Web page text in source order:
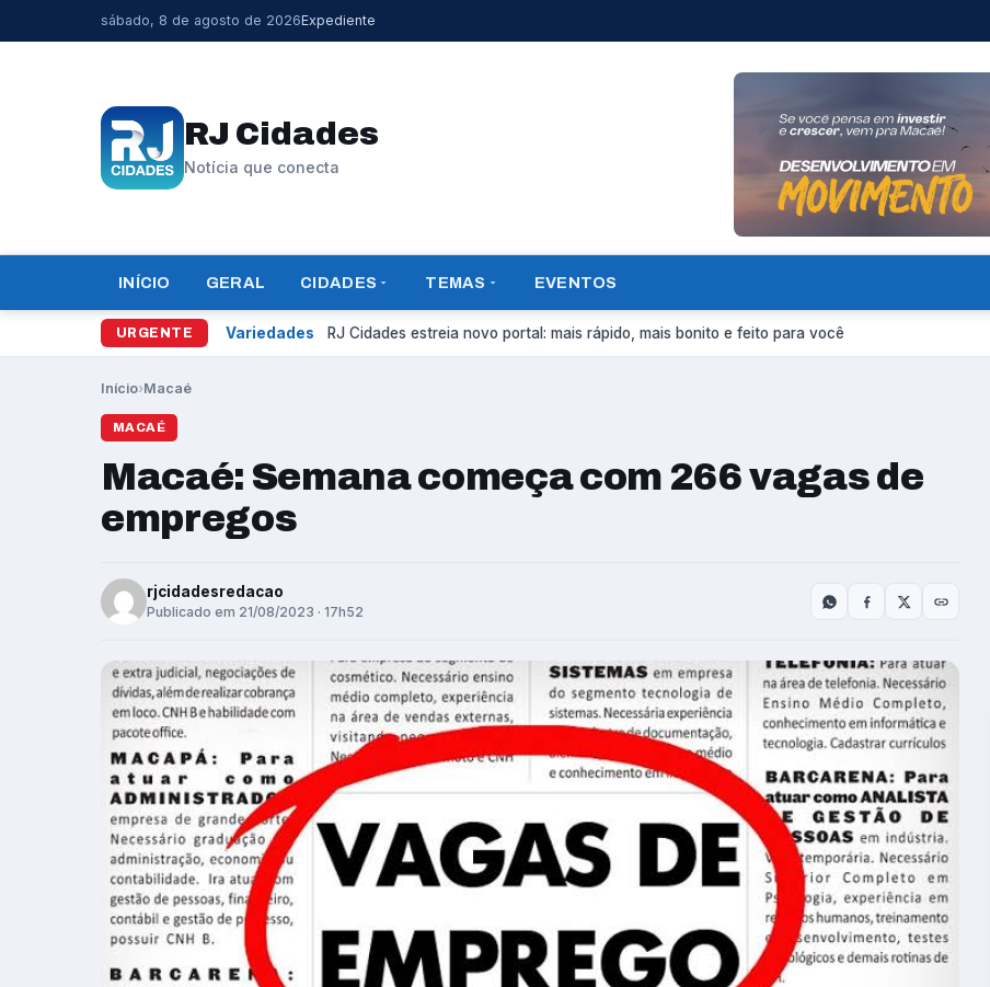
sábado, 8 de agosto de 2026Expediente
RJ Cidades
Notícia que conecta
INÍCIO GERAL CIDADES TEMAS EVENTOS
URGENTE Variedades RJ Cidades estreia novo portal: mais rápido, mais bonito e feito para você
Início›Macaé
MACAÉ
Macaé: Semana começa com 266 vagas de
empregos
rjcidadesredacao
Publicado em 21/08/2023 · 17h52